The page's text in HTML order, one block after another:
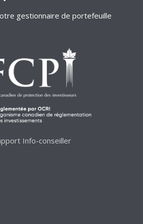
gestionnaire de portefeuille
Info-conseiller